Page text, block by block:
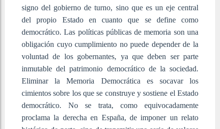
signo del gobierno de turno, sino que es un eje central
del propio Estado en cuanto que se define como
democrático. Las políticas públicas de memoria son una
obligación cuyo cumplimiento no puede depender de la
voluntad de los gobernantes, ya que deben ser parte
inmutable del patrimonio democrático de la sociedad.
Eliminar la Memoria Democrática es socavar los
cimientos sobre los que se construye y sostiene el Estado
democrático. No se trata, como equivocadamente
proclama la derecha en España, de imponer un relato